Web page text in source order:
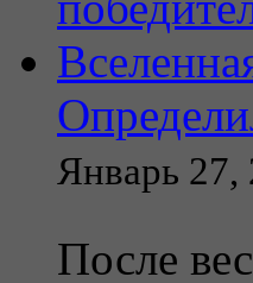
Январь 27,
После